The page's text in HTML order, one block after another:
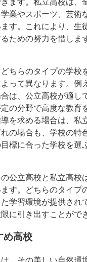
業やスポーツ、芸術
す。これにより、生
ための努力を惜しま
ちらのタイプの学校
って異なります。例
は、公立高校が適し
の分野で高度な教育
を求める場合は、私
の場合も、学校の特
標に合った学校を選
公立高校と私立高校
す。どちらのタイプ
学習環境が提供され
に引き出すことがで
め高校
、その美しい自然環